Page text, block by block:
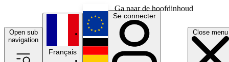
Ga naar de hoofdinhoud
Open sub
navigation
Close menu
Français
English
Se connecter